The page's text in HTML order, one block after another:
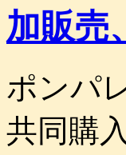
加販売
ポンパ
共同購